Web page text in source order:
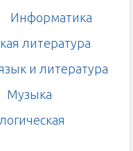
Информатика
литература
и литература
Музыка